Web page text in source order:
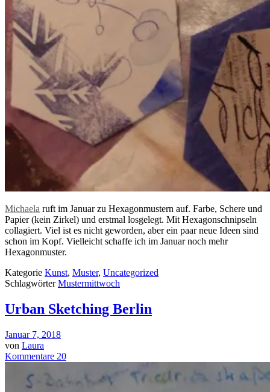
Michaela ruft im Januar zu Hexagonmustern auf. Farbe, Schere und
Papier (kein Zirkel) und erstmal losgelegt. Mit Hexagonschnipseln
collagiert. Viel ist es nicht geworden, aber ein paar neue Ideen sind
schon im Kopf. Vielleicht schaffe ich im Januar noch mehr
Hexagonmuster.
Kategorie Kunst, Muster, Uncategorized
SchlagwörterMustermittwoch
Urban Sketching Berlin
Januar 7, 2018
von Laura
Kommentare 20